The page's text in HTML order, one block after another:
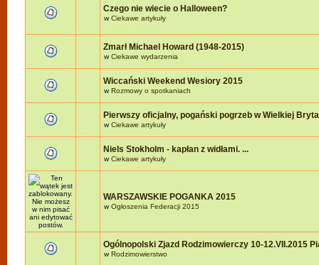
Czego nie wiecie o Halloween?
wCiekawe artykuły
Zmarł Michael Howard (1948-2015)
wCiekawe wydarzenia
Wiccański Weekend Wesiory 2015
wRozmowy o spotkaniach
Pierwszy oficjalny, pogański pogrzeb w Wielkiej
wCiekawe artykuły
Niels Stokholm - kapłan z widłami. ...
wCiekawe artykuły
WARSZAWSKIE POGANKA 2015
wOgłoszenia Federacji 2015
Ogólnopolski Zjazd Rodzimowierczy 10-12.VII.2015
wRodzimowierstwo